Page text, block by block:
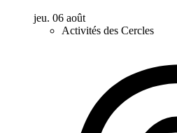
jeu. 06 août
Activités des Cercles